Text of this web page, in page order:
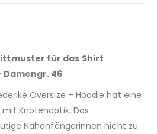
für das Shirt
Damengr. 46
Oversize – Hoodie hat eine
Knotenoptik. Das
Nähanfängerinnen nicht zu